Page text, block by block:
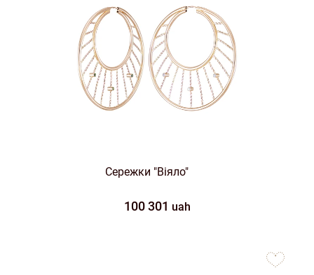
Сережки "Віяло"
100 301 uah
favorites